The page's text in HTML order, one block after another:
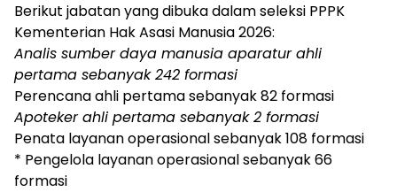
Berikut jabatan yang dibuka dalam seleksi PPPK
Kementerian Hak Asasi Manusia 2026:
Analis sumber daya manusia aparatur ahli
pertama sebanyak 242 formasi
Perencana ahli pertama sebanyak 82 formasi
Apoteker ahli pertama sebanyak 2 formasi
Penata layanan operasional sebanyak 108 formasi
* Pengelola layanan operasional sebanyak 66
formasi